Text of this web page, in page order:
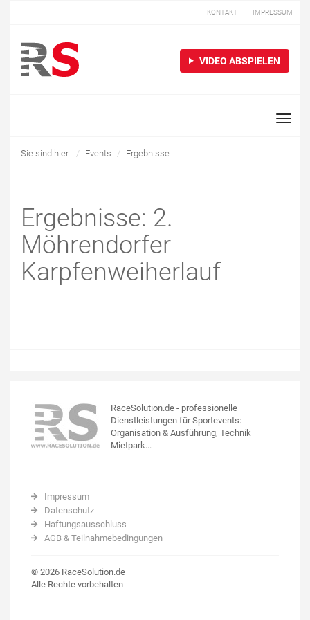
KONTAKT IMPRESSUM
VIDEO ABSPIELEN
Toggle
Sie sind hier: Events Ergebnisse
Ergebnisse: 2.
Möhrendorfer
Karpfenweiherlauf
RaceSolution.de - professionelle
Dienstleistungen für Sportevents:
Organisation & Ausführung, Technik
Mietpark...
Impressum
Datenschutz
Haftungsausschluss
AGB & Teilnahmebedingungen
© 2026 RaceSolution.de
Alle Rechte vorbehalten